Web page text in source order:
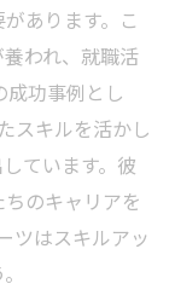
あります。こ
われ、就職活
功事例とし
スキルを活かし
ています。彼
のキャリアを
ツはスキルアッ